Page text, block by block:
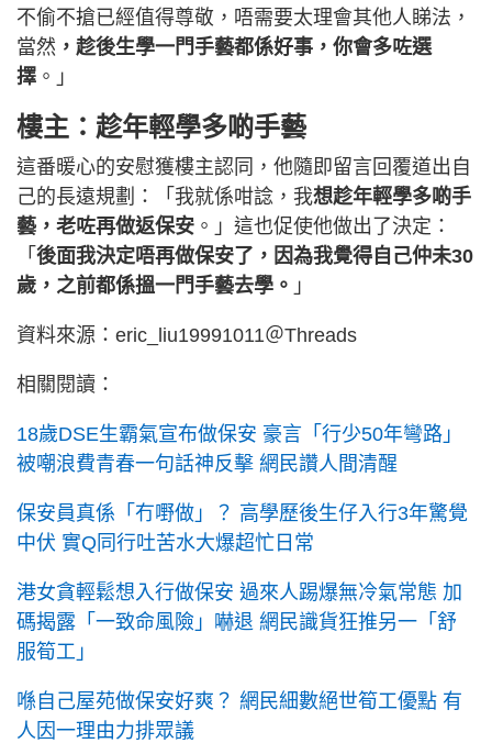
不偷不搶已經值得尊敬，唔需要太理會其他人睇法，
當然 ，趁後生學一門手藝都係好事，你會多咗選
擇 。」
樓主：趁年輕學多啲手藝
這番暖心的安慰獲樓主認同，他隨即留言回覆道出自
己的長遠規劃：「我就係咁諗，我想趁年輕學多啲手
藝，老咗再做返保安 。」這也促使他做出了決定：
「 後面我決定唔再做保安了，因為我覺得自己仲未30
歲，之前都係搵一門手藝去學。 」
資料來源：eric_liu19991011＠Threads
相關閱讀：
18歲DSE生霸氣宣布做保安 豪言「行少50年彎路」
被嘲浪費青春一句話神反擊 網民讚人間清醒
保安員真係「冇嘢做」？ 高學歷後生仔入行3年驚覺
中伏 實Q同行吐苦水大爆超忙日常
港女貪輕鬆想入行做保安 過來人踢爆無冷氣常態 加
碼揭露「一致命風險」嚇退 網民識貨狂推另一「舒
服筍工」
喺自己屋苑做保安好爽？ 網民細數絕世筍工優點 有
人因一理由力排眾議